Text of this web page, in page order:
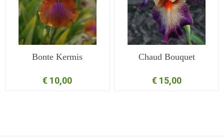
Bonte Kermis
€ 10,00
Chaud Bouquet
€ 15,00